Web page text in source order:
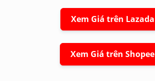
Xem Giá trên Lazada
Xem Giá trên Shopee